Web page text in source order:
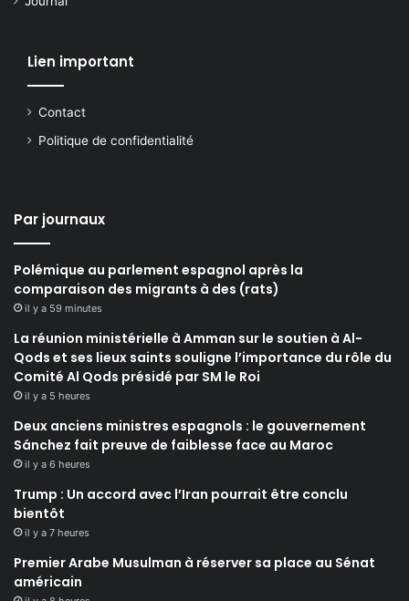
Lien important
Contact
Politique de confidentialité
Par journaux
Polémique au parlement espagnol après la
comparaison des migrants à des (rats)
il y a 59 minutes
La réunion ministérielle à Amman sur le soutien à Al-
Qods et ses lieux saints souligne l’importance du rôle du
Comité Al Qods présidé par SM le Roi
il y a 5 heures
Deux anciens ministres espagnols : le gouvernement
Sánchez fait preuve de faiblesse face au Maroc
il y a 6 heures
Trump : Un accord avec l’Iran pourrait être conclu
bientôt
il y a 7 heures
Premier Arabe Musulman à réserver sa place au Sénat
américain